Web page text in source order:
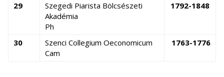
29
Szegedi Piarista Bölcsészeti
Akadémia
Ph
1792-1848
30
Szenci Collegium Oeconomicum
Cam
1763-1776